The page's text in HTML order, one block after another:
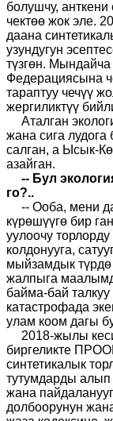
болушчу, анткени
чектөө жок эле.
даана
узундугун
түзгөн.
Федерациясына
тараптуу чечүү
жергиликтүү
Аталган
жана сига
салган, а Ысык-
азайган.
-- Бул
го?..
-- Ооба, мени
күрөшүүгө бир
уулоочу
колдонууга,
мыйзамдык
жалпыга
байма-бай
катастрофада
улам коом дагы
2018-жылы
биргеликте
синтетикалык
тутумдарды алып
жана
долбоорунун